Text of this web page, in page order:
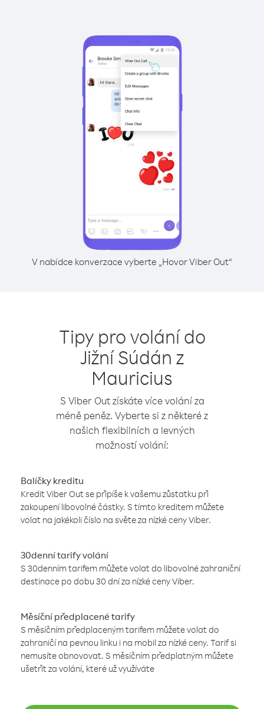
V nabídce konverzace vyberte „Hovor Viber Out“
Tipy pro volání do
Jižní Súdán z
Mauricius
S Viber Out získáte více volání za
méně peněz. Vyberte si z některé z
našich flexibilních a levných
možností volání:
Balíčky kreditu
Kredit Viber Out se připíše k vašemu zůstatku při
zakoupení libovolné částky. S tímto kreditem můžete
volat na jakékoli číslo na světe za nízké ceny Viber.
30denní tarify volání
S 30denním tarifem můžete volat do libovolné zahraniční
destinace po dobu 30 dní za nízké ceny Viber.
Měsíční předplacené tarify
S měsíčním předplaceným tarifem můžete volat do
zahraničí na pevnou linku i na mobil za nízké ceny. Tarif si
nemusíte obnovovat. S měsíčním předplatným můžete
ušetřit za volání, které už využíváte